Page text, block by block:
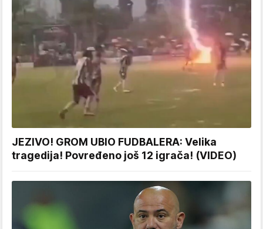
JEZIVO! GROM UBIO FUDBALERA: Velika
tragedija! Povređeno još 12 igrača! (VIDEO)